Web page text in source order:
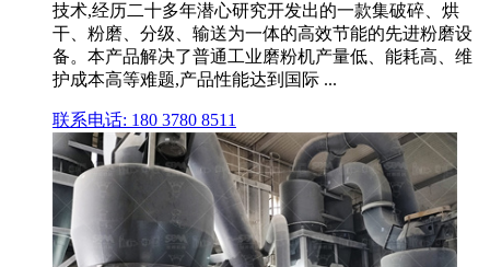
技术,经历二十多年潜心研究开发出的一款集破碎、烘
干、粉磨、分级、输送为一体的高效节能的先进粉磨设
备。本产品解决了普通工业磨粉机产量低、能耗高、维
护成本高等难题,产品性能达到国际 ...
联系电话: 180 3780 8511